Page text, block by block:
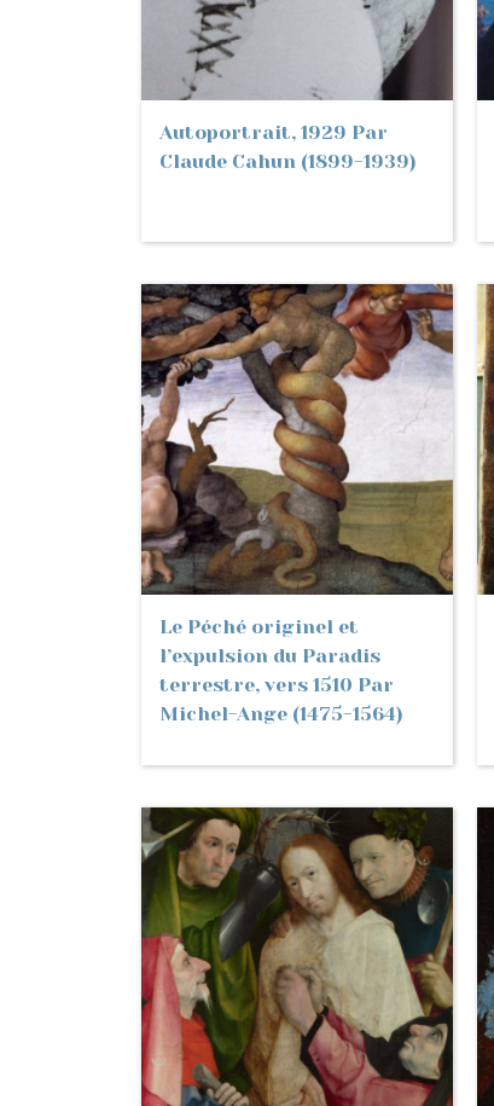
Autoportrait, 1929 Par
Claude Cahun (1899-1939)
Le Péché originel et
l’expulsion du Paradis
terrestre, vers 1510 Par
Michel-Ange (1475-1564)